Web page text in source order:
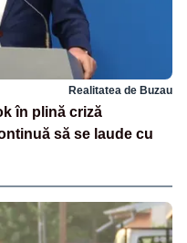
Realitatea de Buzau
în plină criză
să se laude cu